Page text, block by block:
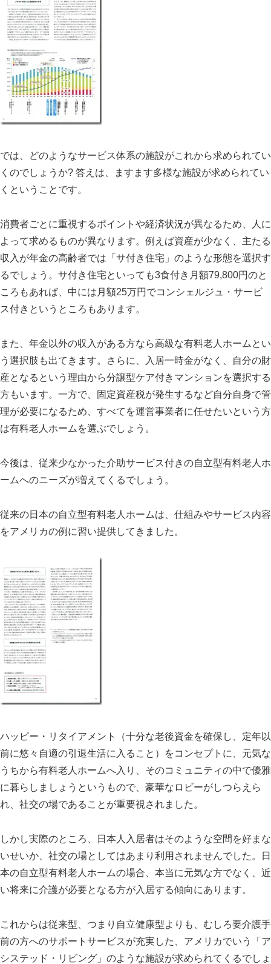
では、どのようなサービス体系の施設がこれから求められてい
くのでしょうか? 答えは、ますます多様な施設が求められてい
くということです。
消費者ごとに重視するポイントや経済状況が異なるため、人に
よって求めるものが異なります。例えば資産が少なく、主たる
収入が年金の高齢者では「サ付き住宅」のような形態を選択す
るでしょう。サ付き住宅といっても3食付き月額79,800円のと
ころもあれば、中には月額25万円でコンシェルジュ・サービ
ス付きというところもあります。
また、年金以外の収入がある方なら高級な有料老人ホームとい
う選択肢も出てきます。さらに、入居一時金がなく、自分の財
産となるという理由から分譲型ケア付きマンションを選択する
方もいます。一方で、固定資産税が発生するなど自分自身で管
理が必要になるため、すべてを運営事業者に任せたいという方
は有料老人ホームを選ぶでしょう。
今後は、従来少なかった介助サービス付きの自立型有料老人ホ
ームへのニーズが増えてくるでしょう。
従来の日本の自立型有料老人ホームは、仕組みやサービス内容
をアメリカの例に習い提供してきました。
ハッピー・リタイアメント（十分な老後資金を確保し、定年以
前に悠々自適の引退生活に入ること）をコンセプトに、元気な
うちから有料老人ホームへ入り、そのコミュニティの中で優雅
に暮らしましょうというもので、豪華なロビーがしつらえら
れ、社交の場であることが重要視されました。
しかし実際のところ、日本人入居者はそのような空間を好まな
いせいか、社交の場としてはあまり利用されませんでした。日
本の自立型有料老人ホームの場合、本当に元気な方でなく、近
い将来に介護が必要となる方が入居する傾向にあります。
これからは従来型、つまり自立健康型よりも、むしろ要介護手
前の方へのサポートサービスが充実した、アメリカでいう「ア
システッド・リビング」のような施設が求められてくるでしょ